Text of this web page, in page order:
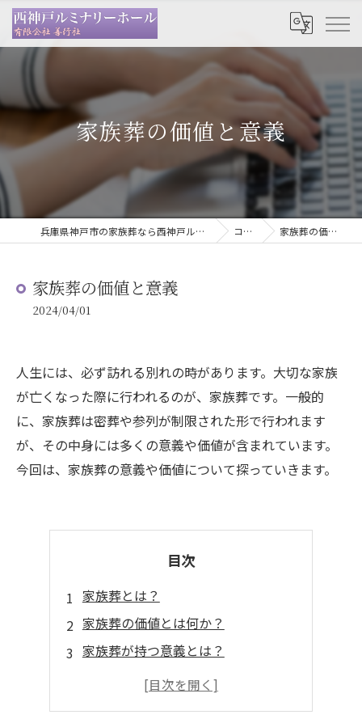
家族葬の価値と意義
兵庫県神戸市の家族葬なら西神戸ルミナリーホール コラム 家族葬の価値と意義
家族葬の価値と意義
2024/04/01
人生には、必ず訪れる別れの時があります。大切な家族
が亡くなった際に行われるのが、家族葬です。一般的
に、家族葬は密葬や参列が制限された形で行われます
が、その中身には多くの意義や価値が含まれています。
今回は、家族葬の意義や価値について探っていきます。
目次
家族葬とは？
家族葬の価値とは何か？
家族葬が持つ意義とは？
家族葬において大切なこと